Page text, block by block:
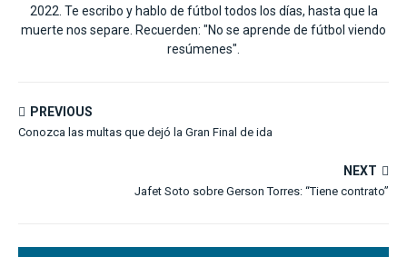
2022. Te escribo y hablo de fútbol todos los días, hasta que la
muerte nos separe. Recuerden: "No se aprende de fútbol viendo
resúmenes".
PREVIOUS
Conozca las multas que dejó la Gran Final de ida
NEXT
Jafet Soto sobre Gerson Torres: “Tiene contrato”